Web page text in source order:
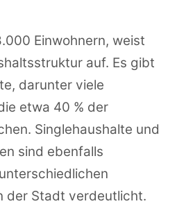
Einwohnern, weist
auf. Es gibt
darunter viele
etwa 40 % der
Singlehaushalte und
sind ebenfalls
der Stadt verdeutlicht.